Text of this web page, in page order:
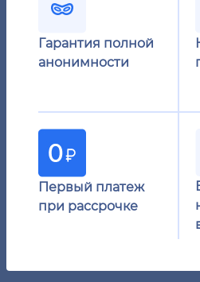
Гарантия полной
анонимности
Первый платеж
при рассрочке